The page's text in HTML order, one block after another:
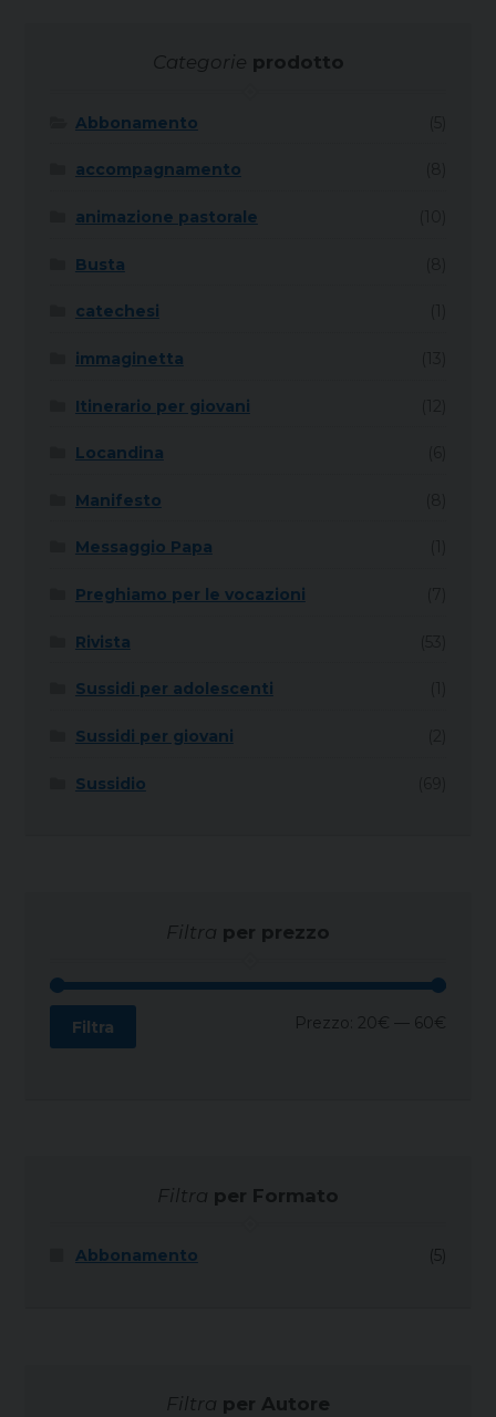
Categorie prodotto
Abbonamento
accompagnamento
animazione pastorale
Busta
catechesi
immaginetta
Itinerario per giovani
Locandina
Manifesto
Messaggio Papa
Preghiamo per le vocazioni
Rivista
Sussidi per adolescenti
Sussidi per giovani
Sussidio
Filtra per prezzo
Filtra Prezzo: 20€ — 60€
Filtra per Formato
Abbonamento (5)
Filtra per Autore